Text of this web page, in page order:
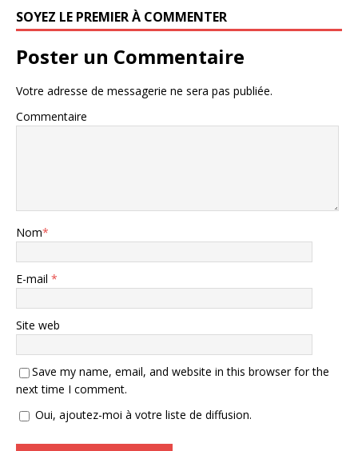
SOYEZ LE PREMIER À COMMENTER
Poster un Commentaire
Votre adresse de messagerie ne sera pas publiée.
Commentaire
Nom*
E-mail *
Site web
Save my name, email, and website in this browser for the
next time I comment.
Oui, ajoutez-moi à votre liste de diffusion.